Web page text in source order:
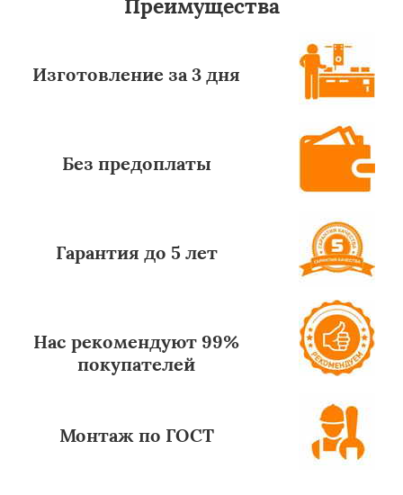
Преимущества
Изготовление за 3 дня
Без предоплаты
Гарантия до 5 лет
Нас рекомендуют 99%
покупателей
Монтаж по ГОСТ